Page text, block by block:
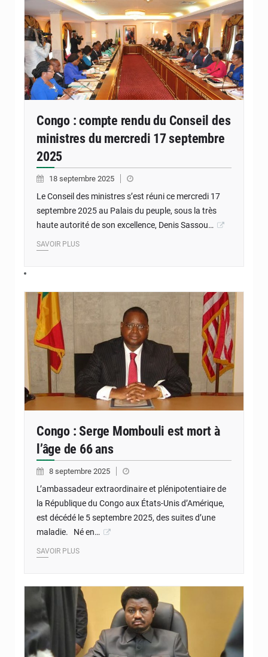
Congo : compte rendu du Conseil des
ministres du mercredi 17 septembre
2025
18 septembre 2025
Le Conseil des ministres s’est réuni ce mercredi 17
septembre 2025 au Palais du peuple, sous la très
haute autorité de son excellence, Denis Sassou…
SAVOIR PLUS
Congo : Serge Mombouli est mort à
l’âge de 66 ans
8 septembre 2025
L’ambassadeur extraordinaire et plénipotentiaire de
la République du Congo aux États-Unis d’Amérique,
est décédé le 5 septembre 2025, des suites d’une
maladie. Né en…
SAVOIR PLUS